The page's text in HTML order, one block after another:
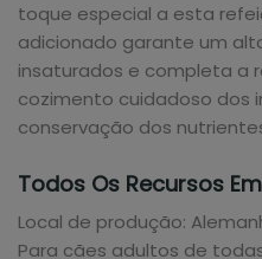
toque especial a esta
adicionado garante um
insaturados e completa a
cozimento cuidadoso dos
conservação dos
Todos Os Recursos
Local de produção:
Para cães adultos de